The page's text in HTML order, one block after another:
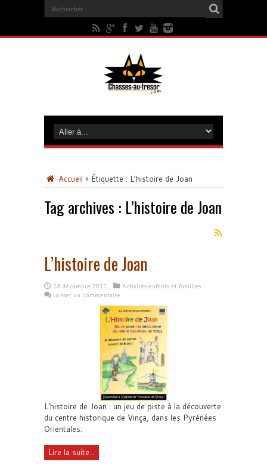
Accueil » Étiquette : L’histoire de Joan
Tag archives : L’histoire de Joan
L’histoire de Joan
18 décembre 2011
Activités enfants et familles
Laisser un commentaire
L'histoire de Joan : un jeu de piste à la découverte
du centre historique de Vinça, dans les Pyrénées
Orientales.
Lire la suite...